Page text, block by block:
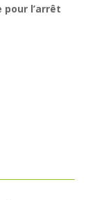
pour l’arrêt